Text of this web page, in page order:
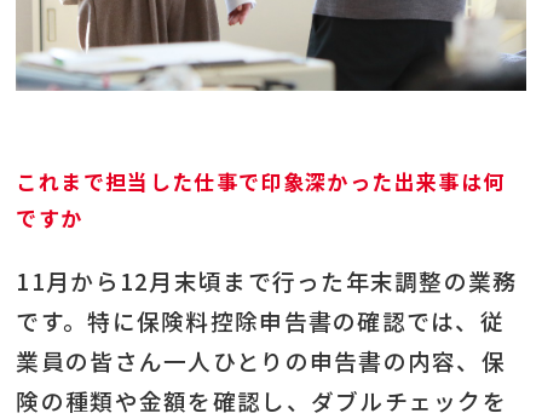
これまで担当した仕事で印象深かった出来事は何
ですか
11月から12月末頃まで行った年末調整の業務
です。特に保険料控除申告書の確認では、従
業員の皆さん一人ひとりの申告書の内容、保
険の種類や金額を確認し、ダブルチェックを